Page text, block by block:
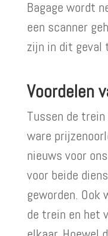
Bagage wordt
een scanner
zijn in dit geval
Voordelen
Tussen de
ware
nieuws voor
voor beide
geworden.
de trein en het